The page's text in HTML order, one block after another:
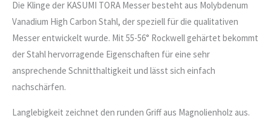
Die Klinge der KASUMI TORA Messer besteht aus Molybdenum
Vanadium High Carbon Stahl, der speziell für die qualitativen
Messer entwickelt wurde. Mit 55-56° Rockwell gehärtet bekommt
der Stahl hervorragende Eigenschaften für eine sehr
ansprechende Schnitthaltigkeit und lässt sich einfach
nachschärfen.
Langlebigkeit zeichnet den runden Griff aus Magnolienholz aus.